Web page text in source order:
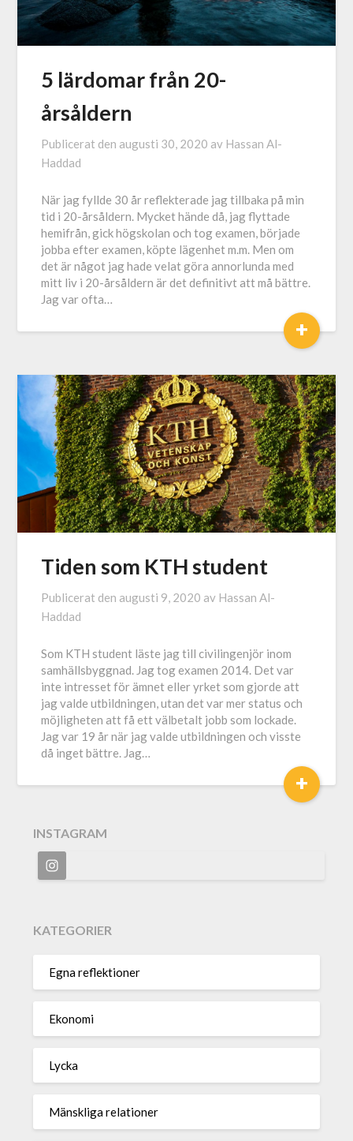
5 lärdomar från 20-
årsåldern
Publicerat den augusti 30, 2020 av Hassan Al-
Haddad
När jag fyllde 30 år reflekterade jag tillbaka på min
tid i 20-årsåldern. Mycket hände då, jag flyttade
hemifrån, gick högskolan och tog examen, började
jobba efter examen, köpte lägenhet m.m. Men om
det är något jag hade velat göra annorlunda med
mitt liv i 20-årsåldern är det definitivt att må bättre.
Jag var ofta…
+
Tiden som KTH student
Publicerat den augusti 9, 2020 av Hassan Al-
Haddad
Som KTH student läste jag till civilingenjör inom
samhällsbyggnad. Jag tog examen 2014. Det var
inte intresset för ämnet eller yrket som gjorde att
jag valde utbildningen, utan det var mer status och
möjligheten att få ett välbetalt jobb som lockade.
Jag var 19 år när jag valde utbildningen och visste
då inget bättre. Jag…
+
INSTAGRAM
KATEGORIER
Egna reflektioner
Ekonomi
Lycka
Mänskliga relationer